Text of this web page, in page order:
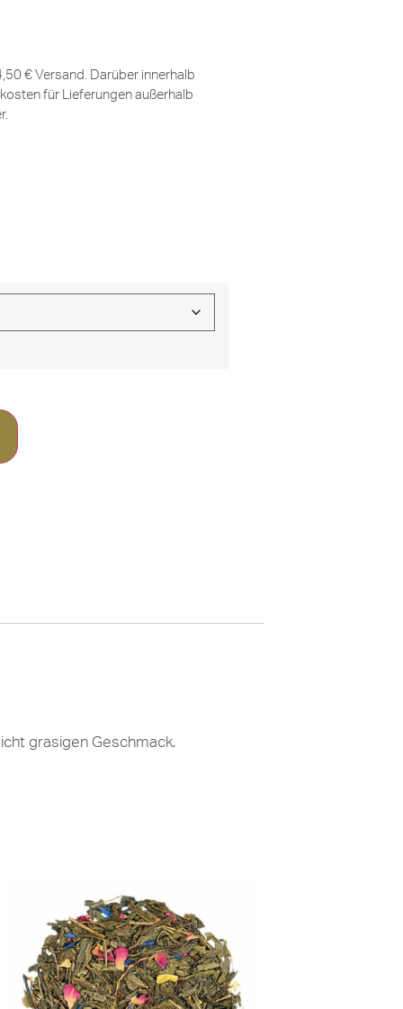
€ Versand. Darüber innerhalb
für Lieferungen außerhalb
.
grasigen Geschmack.